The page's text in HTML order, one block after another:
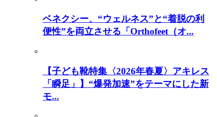
ベネクシー、“ウェルネス”と“着脱の利
便性”を両立させる「Orthofeet（オ...
【子ども靴特集〈2026年春夏〉アキレス
「瞬足」】“爆発加速”をテーマにした新
モ...